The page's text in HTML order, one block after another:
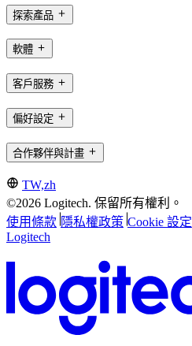
探索產品
軟體
客戶服務
偏好設定
合作夥伴與計畫
TW,zh
©2026 Logitech. 保留所有權利。
使用條款 隱私權政策 Cookie 設定
Logitech